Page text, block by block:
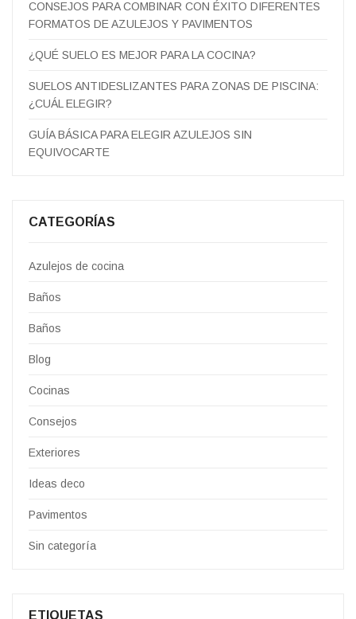
CONSEJOS PARA COMBINAR CON ÉXITO DIFERENTES
FORMATOS DE AZULEJOS Y PAVIMENTOS
¿QUÉ SUELO ES MEJOR PARA LA COCINA?
SUELOS ANTIDESLIZANTES PARA ZONAS DE PISCINA:
¿CUÁL ELEGIR?
GUÍA BÁSICA PARA ELEGIR AZULEJOS SIN
EQUIVOCARTE
CATEGORÍAS
Azulejos de cocina
Baños
Baños
Blog
Cocinas
Consejos
Exteriores
Ideas deco
Pavimentos
Sin categoría
ETIQUETAS